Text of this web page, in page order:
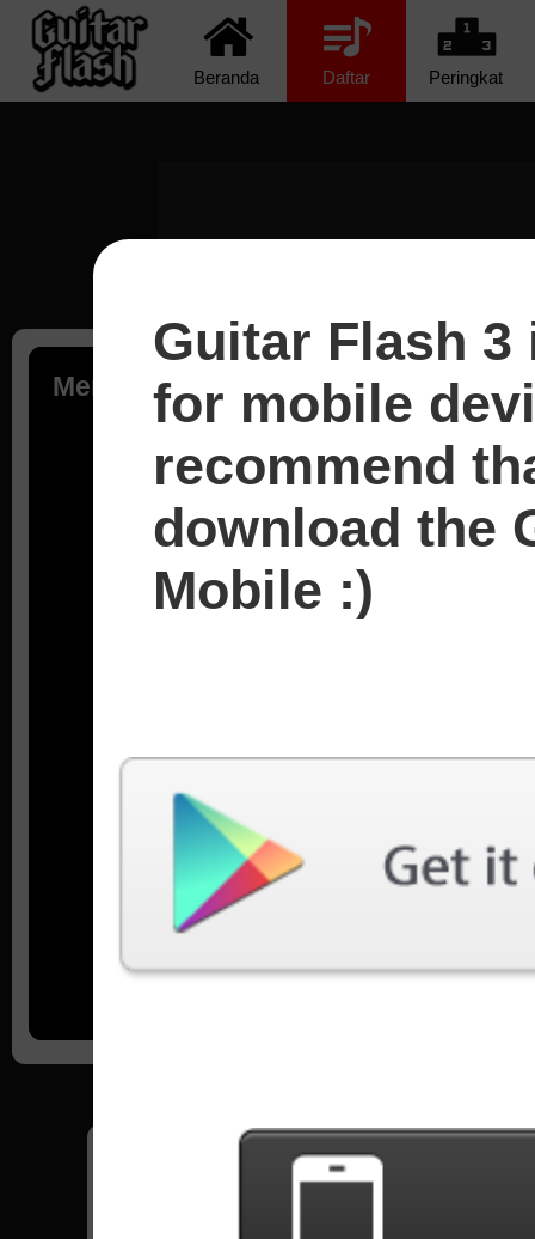
Beranda Daftar Peringkat
Memuat...
Miliki semua Skor kamu saat game
Guitar Flash
for mobile
recommend
download the
Mobile :)